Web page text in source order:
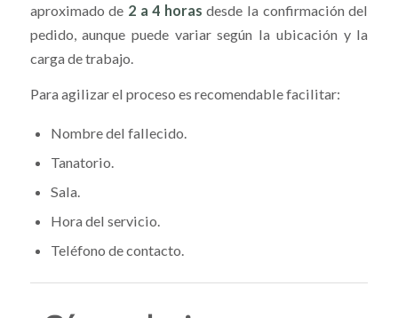
aproximado de 2 a 4 horas desde la confirmación del
pedido, aunque puede variar según la ubicación y la
carga de trabajo.
Para agilizar el proceso es recomendable facilitar:
Nombre del fallecido.
Tanatorio.
Sala.
Hora del servicio.
Teléfono de contacto.